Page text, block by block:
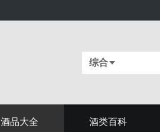
综合
酒品大全 酒类百科